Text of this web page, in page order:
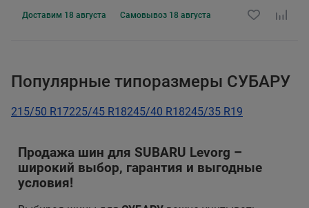
Доставим 18 августа Самовывоз 18 августа
Популярные типоразмеры СУБАРУ
215/50 R17225/45 R18245/40 R18245/35 R19
Продажа шин для SUBARU Levorg –
широкий выбор, гарантия и выгодные
условия!